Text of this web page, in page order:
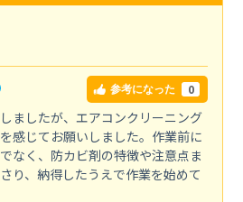
参考になった 0
ましたが、エアコンクリーニング
感じてお願いしました。作業前に
なく、防カビ剤の特徴や注意点ま
り、納得したうえで作業を始めて